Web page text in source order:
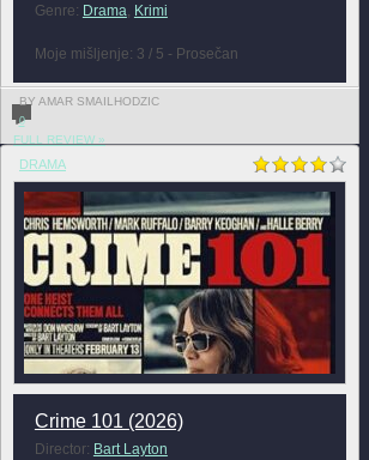
Genre: Drama, Krimi
Moje mišljenje: 3 / 5 - Prosečan
BY AMAR SMAILHODZIC
0
FULL REVIEW »
DRAMA
Crime 101 (2026)
Director: Bart Layton